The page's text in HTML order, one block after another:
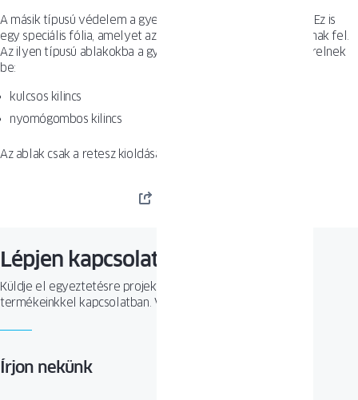
A másik típusú védelem a gyermekek biztonságát szolgálja. Ez is
egy speciális fólia, amelyet az üveg belső oldalára ragasztanak fel.
Az ilyen típusú ablakokba a gyártók speciális kilincseket szerelnek
be:
kulcsos kilincs
nyomógombos kilincs
Az ablak csak a retesz kioldása után nyitható.
Lépjen kapcsolatba velünk
Küldje el egyeztetésre projektjét, vagy tegyen fel kérdést
termékeinkkel kapcsolatban. Várjuk megkeresését!
Írjon nekünk